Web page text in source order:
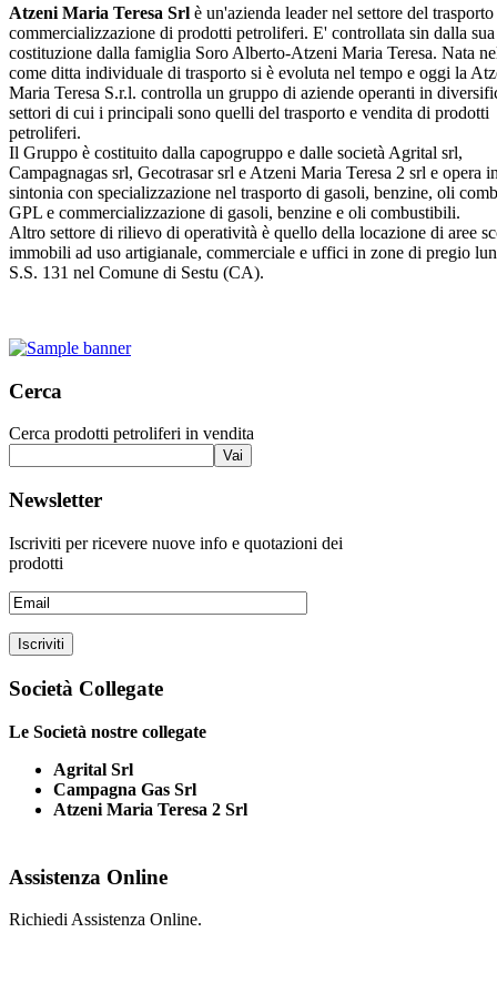
Atzeni Maria Teresa Srl è un'azienda leader nel settore del trasporto
commercializzazione di prodotti petroliferi. E' controllata sin dalla sua
costituzione dalla famiglia Soro Alberto-Atzeni Maria Teresa. Nata
come ditta individuale di trasporto si è evoluta nel tempo e oggi la
Maria Teresa S.r.l. controlla un gruppo di aziende operanti in
settori di cui i principali sono quelli del trasporto e vendita di prodotti
petroliferi.
Il Gruppo è costituito dalla capogruppo e dalle società Agrital srl,
Campagnagas srl, Gecotrasar srl e Atzeni Maria Teresa 2 srl e opera
sintonia con specializzazione nel trasporto di gasoli, benzine, oli
GPL e commercializzazione di gasoli, benzine e oli combustibili.
Altro settore di rilievo di operatività è quello della locazione di aree
immobili ad uso artigianale, commerciale e uffici in zone di pregio
S.S. 131 nel Comune di Sestu (CA).
Cerca
Cerca prodotti petroliferi in vendita
Vai
Newsletter
Iscriviti per ricevere nuove info e quotazioni dei
prodotti
Società Collegate
Le Società nostre collegate
Agrital Srl
Campagna Gas Srl
Atzeni Maria Teresa 2 Srl
Assistenza Online
Richiedi Assistenza Online.